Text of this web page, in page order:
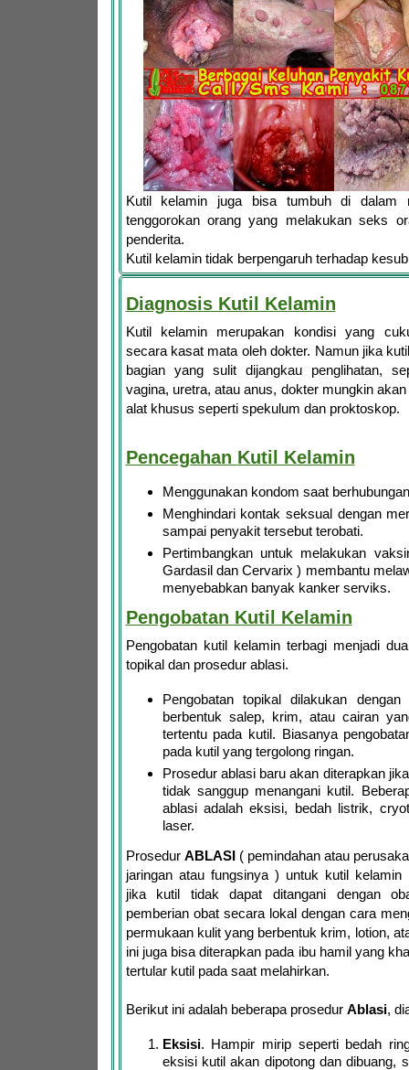
Kutil kelamin juga bisa tumbuh di dalam
tenggorokan orang yang melakukan seks
penderita.
Kutil kelamin tidak berpengaruh terhadap
Diagnosis Kutil Kelamin
Kutil kelamin merupakan kondisi yang
secara kasat mata oleh dokter. Namun jika
bagian yang sulit dijangkau penglihatan,
vagina, uretra, atau anus, dokter mungkin
alat khusus seperti spekulum dan proktoskop.
Pencegahan Kutil Kelamin
Menggunakan kondom saat
Menghindari kontak seksual dengan
sampai penyakit tersebut terobati.
Pertimbangkan untuk melakukan
Gardasil dan Cervarix ) membantu
menyebabkan banyak kanker serviks.
Pengobatan Kutil Kelamin
Pengobatan kutil kelamin terbagi menjadi
topikal dan prosedur ablasi.
Pengobatan topikal dilakukan dengan
berbentuk salep, krim, atau cairan
tertentu pada kutil. Biasanya
pada kutil yang tergolong ringan.
Prosedur ablasi baru akan diterapkan
tidak sanggup menangani kutil.
ablasi adalah eksisi, bedah listrik,
laser.
Prosedur ABLASI( pemindahan atau
jaringan atau fungsinya ) untuk kutil kelamin
jika kutil tidak dapat ditangani dengan
pemberian obat secara lokal dengan cara
permukaan kulit yang berbentuk krim, lotion,
ini juga bisa diterapkan pada ibu hamil yang
tertular kutil pada saat melahirkan.
Berikut ini adalah beberapa prosedur Ablasi,
Eksisi. Hampir mirip seperti bedah
eksisi kutil akan dipotong dan dibuang,